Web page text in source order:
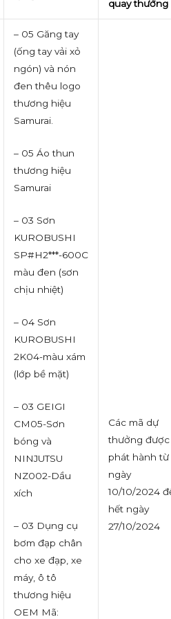
quay thưởng
– 05 Găng tay
(ống tay vải xỏ
ngón) và nón
đen thêu logo
thương hiệu
Samurai.
– 05 Áo thun
thương hiệu
Samurai
– 03 Sơn
KUROBUSHI
SP#H2***-600C
màu đen (sơn
chịu nhiệt)
– 04 Sơn
KUROBUSHI
2K04-màu xám
(lớp bề mặt)
– 03 GEIGI
CM05-Sơn
bóng và
NINJUTSU
NZ002-Dầu
xích
– 03 Dụng cụ
bơm đạp chân
cho xe đạp, xe
máy, ô tô
thương hiệu
OEM Mã:
Các mã dự
thưởng được
phát hành từ
ngày
10/10/2024
hết ngày
27/10/2024